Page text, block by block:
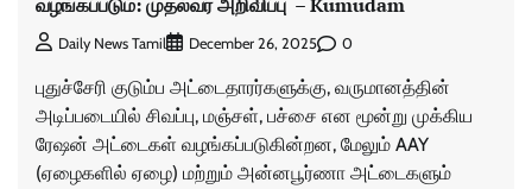
Daily News Tamil December 26, 2025 0
புதுச்சேரி குடும்ப அட்டைதாரர்களுக்கு, வருமானத்தின்
அடிப்படையில் சிவப்பு, மஞ்சள், பச்சை என மூன்று முக்கிய
ரேஷன் அட்டைகள் வழங்கப்படுகின்றன, மேலும் AAY
(ஏழைகளில் ஏழை) மற்றும் அன்னபூர்ணா அட்டைகளும்